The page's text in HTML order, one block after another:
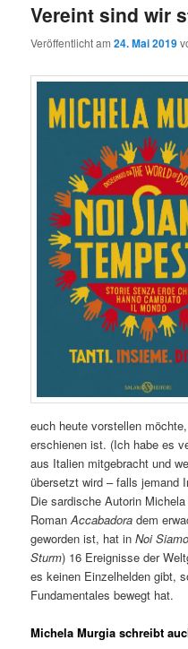
Vereint sind wir
Veröffentlicht am24. Mai 2019
euch heute vorstellen
erschienen ist. (Ich habe es
aus Italien mitgebracht und
übersetzt wird – falls jemand
Die sardische Autorin
RomanAccabadora dem
geworden ist, hat inNoi
Sturm) 16 Ereignisse der
es keinen Einzelhelden gibt,
Fundamentales bewegt hat.
Michela Murgia schreibt